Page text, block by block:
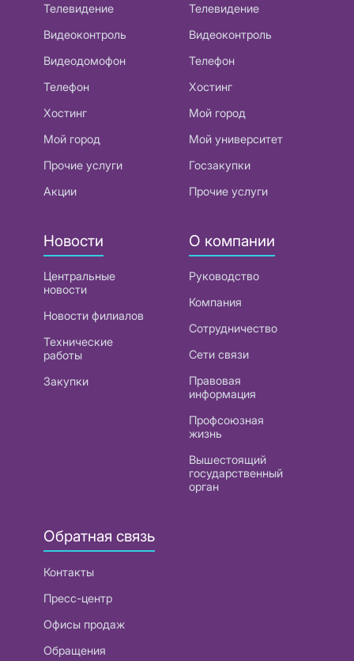
Телевидение
Видеоконтроль
Видеодомофон
Телефон
Хостинг
Мой город
Прочие услуги
Акции
Телевидение
Видеоконтроль
Телефон
Хостинг
Мой город
Мой университет
Госзакупки
Прочие услуги
Новости
Центральные
новости
Новости филиалов
Технические
работы
Закупки
О компании
Руководство
Компания
Сотрудничество
Сети связи
Правовая
информация
Профсоюзная
жизнь
Вышестоящий
государственный
орган
Обратная связь
Контакты
Пресс-центр
Офисы продаж
Обращения